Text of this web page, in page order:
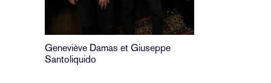
Geneviève Damas et Giuseppe
Santoliquido